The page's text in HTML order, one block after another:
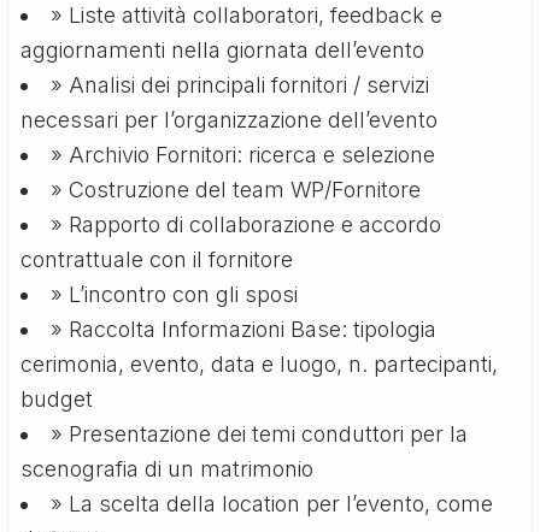
» Liste attività collaboratori, feedback e
aggiornamenti nella giornata dell’evento
» Analisi dei principali fornitori / servizi
necessari per l’organizzazione dell’evento
» Archivio Fornitori: ricerca e selezione
» Costruzione del team WP/Fornitore
» Rapporto di collaborazione e accordo
contrattuale con il fornitore
» L’incontro con gli sposi
» Raccolta Informazioni Base: tipologia
cerimonia, evento, data e luogo, n. partecipanti,
budget
» Presentazione dei temi conduttori per la
scenografia di un matrimonio
» La scelta della location per l’evento, come